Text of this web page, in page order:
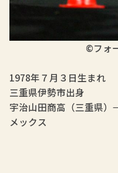
©フォ
1978年７月３日生まれ
三重県伊勢市出身
宇治山田商高（三重県
メックス